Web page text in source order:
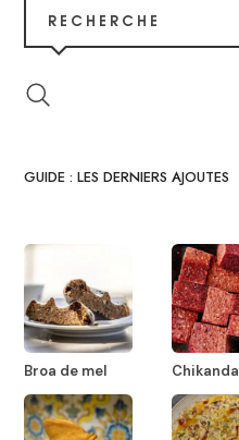
RECHERCHE
GUIDE : LES DERNIERS AJOUTES
Broa de mel Chikanda